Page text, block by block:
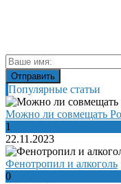
Популярные статьи
Можно ли совмещать
1
22.11.2023
Фенотропил и алкоголь
0